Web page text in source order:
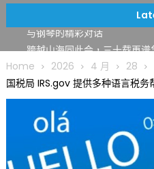
筝声与琴韵交汇：刘励(Li
与钢琴的精彩对话
跨越山海同此会，三十载再
圆满举行
圣路易龙舟俱乐部5月16日龙
趣 + 水上竞速魅力
三十二载跨越时空的相逢
执掌密苏里植物园近四十年
合作 Peter Raven 博士逝世
一晃三十年，初夏又相逢。
Home 2026 4 月
28
国税局 IRS.gov 提供多种语言税务